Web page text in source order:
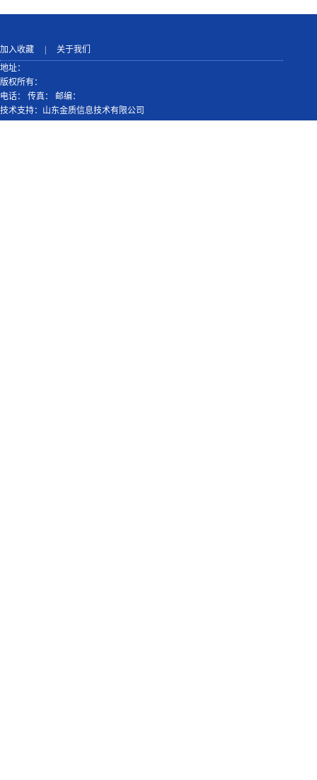
加入收藏
关于我们
地址：
版权所有：
电话： 传真： 邮编：
技术支持：山东金质信息技术有限公司